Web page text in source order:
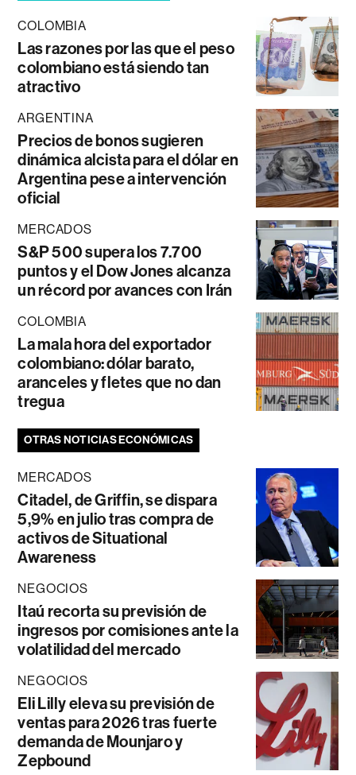
COLOMBIA
Las razones por las que el peso
colombiano está siendo tan
atractivo
ARGENTINA
Precios de bonos sugieren
dinámica alcista para el dólar en
Argentina pese a intervención
oficial
MERCADOS
S&P 500 supera los 7.700
puntos y el Dow Jones alcanza
un récord por avances con Irán
COLOMBIA
La mala hora del exportador
colombiano: dólar barato,
aranceles y fletes que no dan
tregua
OTRAS NOTICIAS ECONÓMICAS
MERCADOS
Citadel, de Griffin, se dispara
5,9% en julio tras compra de
activos de Situational
Awareness
NEGOCIOS
Itaú recorta su previsión de
ingresos por comisiones ante la
volatilidad del mercado
NEGOCIOS
Eli Lilly eleva su previsión de
ventas para 2026 tras fuerte
demanda de Mounjaro y
Zepbound